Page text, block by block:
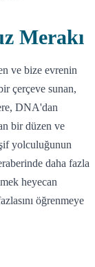
Merakı
ve bize evrenin
çerçeve sunan,
DNA'dan
bir düzen ve
yolculuğunun
daha fazla
heyecan
öğrenmeye